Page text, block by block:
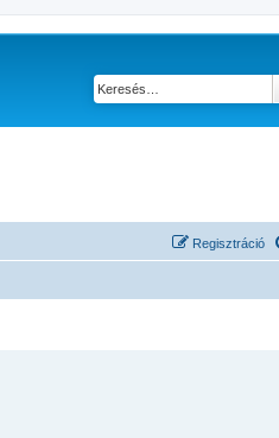
Regisztráció